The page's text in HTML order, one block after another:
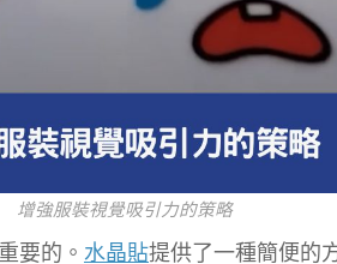
增強服裝視覺吸引力的策略
要的。 水晶貼提供了一種簡便的